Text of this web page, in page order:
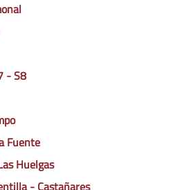
- S8
Fuente
Huelgas
- Castañares